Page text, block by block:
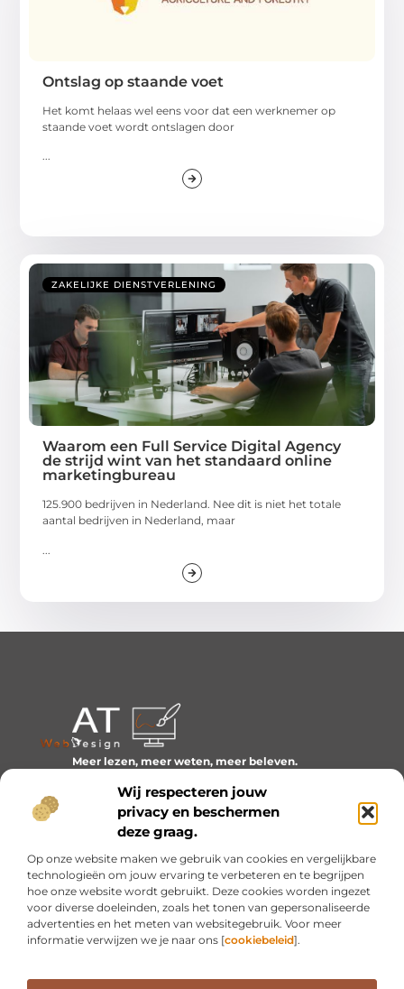
Wij respecteren jouw
privacy en beschermen
deze graag.
Op onze website maken we gebruik van cookies en vergelijkbare
technologieën om jouw ervaring te verbeteren en te begrijpen
hoe onze website wordt gebruikt. Deze cookies worden ingezet
voor diverse doeleinden, zoals het tonen van gepersonaliseerde
advertenties en het meten van websitegebruik. Voor meer
informatie verwijzen we je naar ons [cookiebeleid].
Ontslag op staande voet
Het komt helaas wel eens voor dat een werknemer op
staande voet wordt ontslagen door
...
ZAKELIJKE DIENSTVERLENING
Waarom een Full Service Digital Agency
de strijd wint van het standaard online
marketingbureau
125.900 bedrijven in Nederland. Nee dit is niet het totale
aantal bedrijven in Nederland, maar
Meer lezen, meer weten, meer beleven.
het dagelijks leven boeiend maakt.
Bericht categorie
Onze informatie